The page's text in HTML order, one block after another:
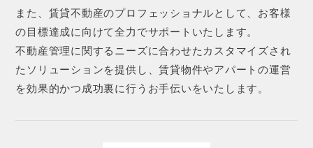
また、賃貸不動産のプロフェッショナルとして、お客様
の目標達成に向けて全力でサポートいたします。
不動産管理に関するニーズに合わせたカスタマイズされ
たソリューションを提供し、賃貸物件やアパートの運営
を効果的かつ成功裏に行うお手伝いをいたします。